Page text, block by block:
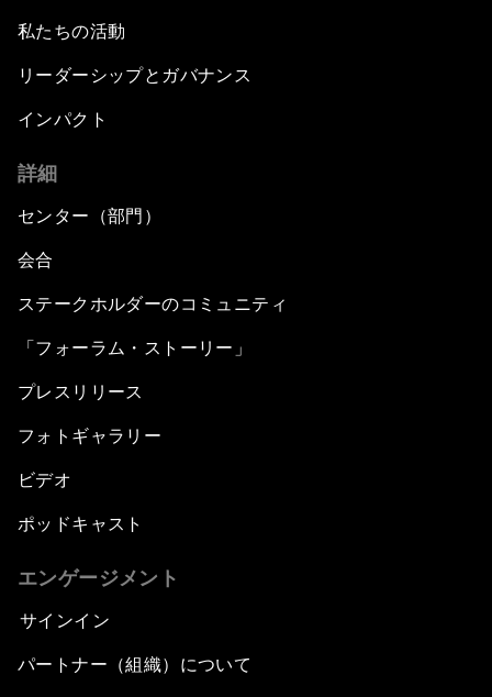
私たちの活動
リーダーシップとガバナンス
インパクト
詳細
センター（部門）
会合
ステークホルダーのコミュニティ
「フォーラム・ストーリー」
プレスリリース
フォトギャラリー
ビデオ
ポッドキャスト
エンゲージメント
サインイン
パートナー（組織）について